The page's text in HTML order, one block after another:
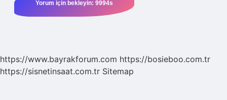
https://www.bayrakforum.com https://bosieboo.com.tr
https://sisnetinsaat.com.tr Sitemap